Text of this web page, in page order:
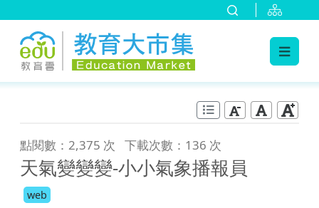
點閱數：2,375 次 下載次數：136 次
天氣變變變-小小氣象播報員
web